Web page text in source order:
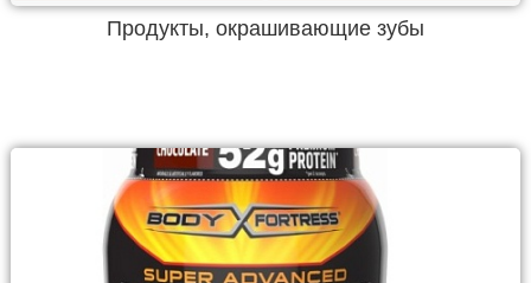
Продукты, окрашивающие зубы